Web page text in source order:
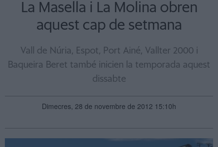
La Masella i La Molina obren
aquest cap de setmana
Vall de Núria, Espot, Port Ainé, Vallter 2000 i
Baqueira Beret també inicien la temporada aquest
dissabte
Dimecres, 28 de novembre de 2012 15:10h